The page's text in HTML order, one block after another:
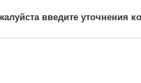
введите уточнения